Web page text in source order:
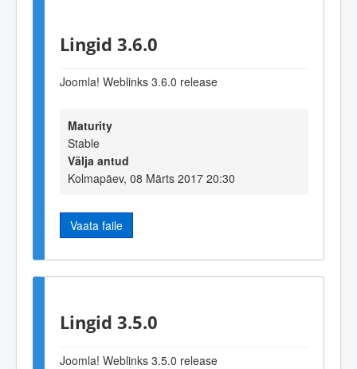
Lingid 3.6.0
Joomla! Weblinks 3.6.0 release
Maturity
Stable
Välja antud
Kolmapäev, 08 Märts 2017 20:30
Vaata faile
Lingid 3.5.0
Joomla! Weblinks 3.5.0 release